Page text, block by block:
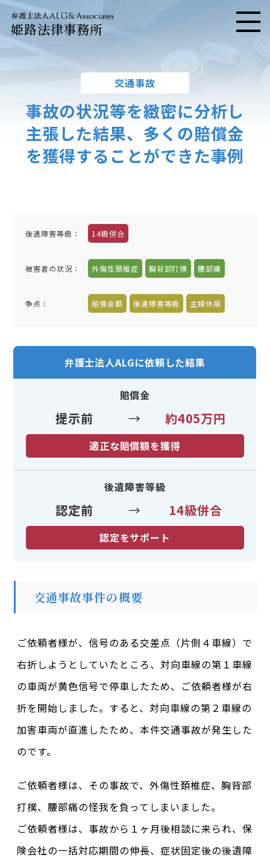
姫路法律事務所 メニ
交通事故
事故の状況等を緻密に分析し
主張した結果、多くの賠償金
を獲得することができた事例
後遺障害等級： 14級併合
被害者の状況： 外傷性頚椎症 胸背部打撲 腰部痛
争点： 賠償金額 後遺障害等級 主婦休損
弁護士法人ALGに依頼した結果
賠償金
提示前 → 約405万円
適正な賠償額を獲得
後遺障害等級
認定前 → 14級併合
認定をサポート
交通事故事件の概要
ご依頼者様が、信号のある交差点（片側４車線）で
右折しようとしていたところ、対向車線の第１車線
の車両が黄色信号で停車したため、ご依頼者様が右
折を開始しました。すると、対向車線の第２車線の
加害車両が直進したため、本件交通事故が発生した
のです。
ご依頼者様は、その事故で、外傷性頚椎症、胸背部
打撲、腰部痛の怪我を負ってしまいました。
ご依頼者様は、事故から１ヶ月後相談に来られ、保
険会社の一括対応期間の伸長、症状固定後の後遺障